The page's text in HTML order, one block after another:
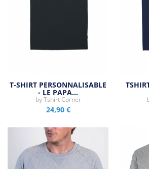
T-SHIRT PERSONNALISABLE
- LE PAPA…
byTshirt Corner
24,90 €